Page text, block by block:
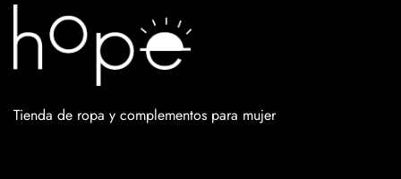
Tienda de ropa y complementos para mujer